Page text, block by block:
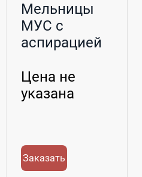
Мельницы
МУС с
аспирацией
Цена не
указана
Заказать